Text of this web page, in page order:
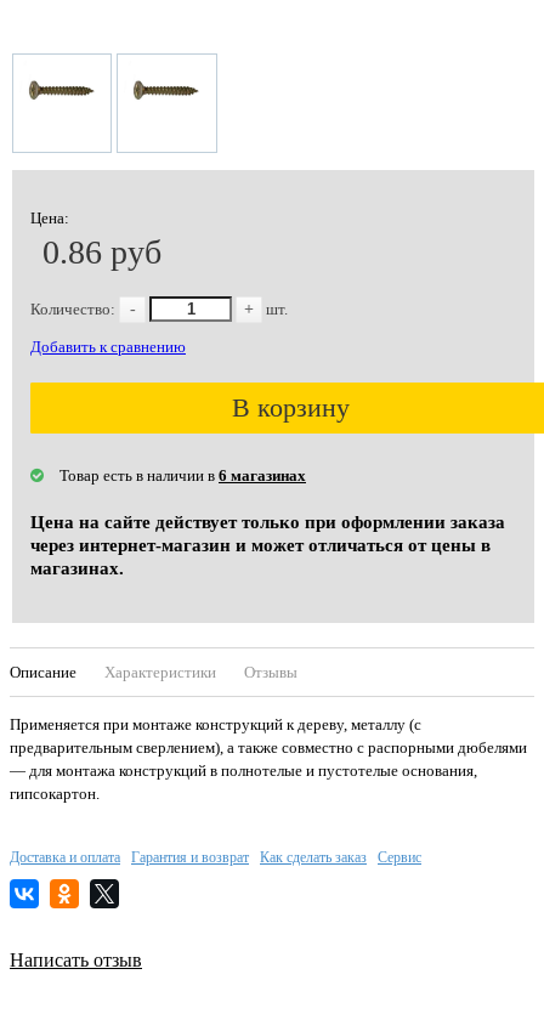
Цена:
0.86 руб
Количество: - + шт.
Добавить к сравнению
В корзину
Товар есть в наличии в 6 магазинах
Цена на сайте действует только при оформлении заказа
через интернет-магазин и может отличаться от цены в
магазинах.
Описание Характеристики Отзывы
Применяется при монтаже конструкций к дереву, металлу (с
предварительным сверлением), а также совместно с распорными дюбелями
— для монтажа конструкций в полнотелые и пустотелые основания,
гипсокартон.
Доставка и оплата Гарантия и возврат Как сделать заказ Сервис
Написать отзыв